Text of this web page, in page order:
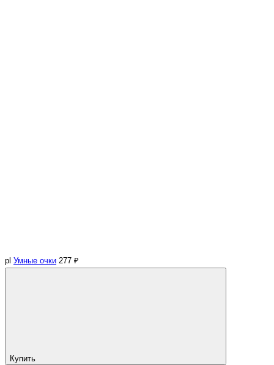
pl Умные очки 277 ₽
Купить